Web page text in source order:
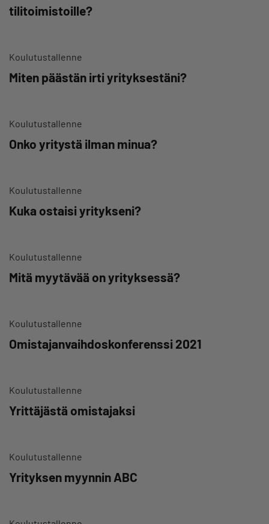
tilitoimistoille?
Koulutustallenne
Miten päästän irti yrityksestäni?
Koulutustallenne
Onko yritystä ilman minua?
Koulutustallenne
Kuka ostaisi yritykseni?
Koulutustallenne
Mitä myytävää on yrityksessä?
Koulutustallenne
Omistajanvaihdoskonferenssi 2021
Koulutustallenne
Yrittäjästä omistajaksi
Koulutustallenne
Yrityksen myynnin ABC